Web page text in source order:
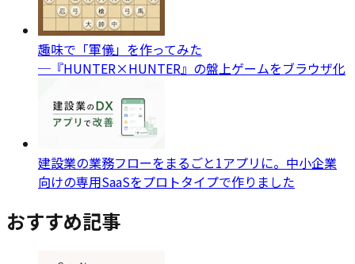
趣味で「軍儀」を作ってみた
─『HUNTER×HUNTER』の盤上ゲームをブラウザ化
建設業の業務フローをまるごと1アプリに。中小企業
向けの専用SaaSをプロトタイプで作りました
おすすめ記事